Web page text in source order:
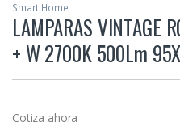
Smart Home
LAMPARAS VINTAGE
+ W 2700K 500Lm
Cotiza ahora